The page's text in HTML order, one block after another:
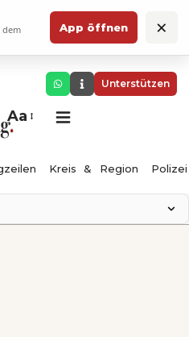
dem
App öffnen ×
Unterstützen
Aa
Kreis & Region Polizei